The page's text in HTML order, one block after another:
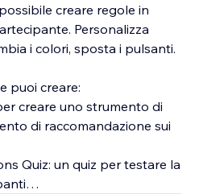
creare regole in
Personalizza
i colori, sposta i pulsanti.
puoi creare:
creare uno strumento di
di raccomandazione sui
Quiz: un quiz per testare la